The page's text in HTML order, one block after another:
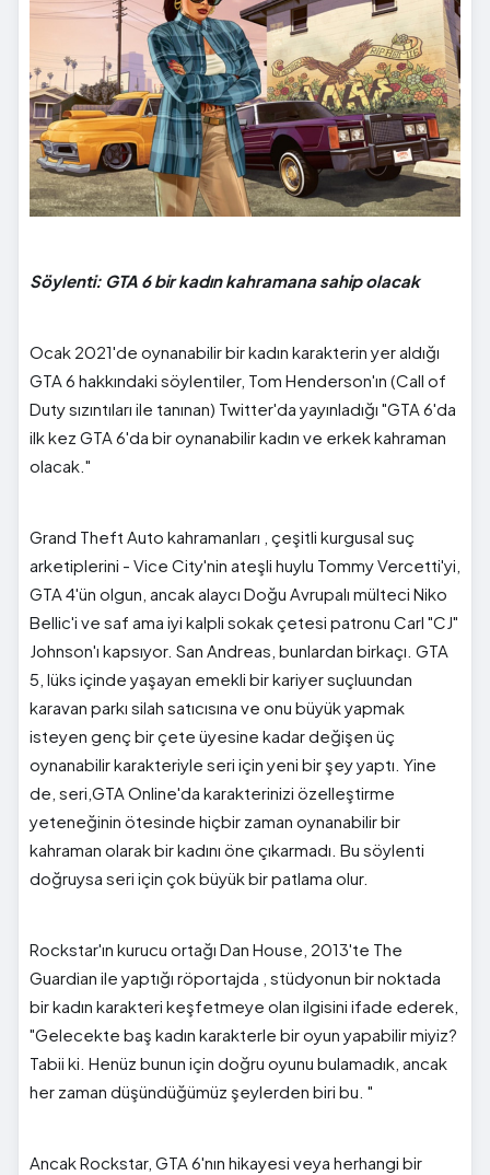
Söylenti: GTA 6 bir kadın kahramana sahip olacak
Ocak 2021'de oynanabilir bir kadın karakterin yer aldığı
GTA 6 hakkındaki söylentiler, Tom Henderson'ın (Call of
Duty sızıntıları ile tanınan) Twitter'da yayınladığı "GTA 6'da
ilk kez GTA 6'da bir oynanabilir kadın ve erkek kahraman
olacak."
Grand Theft Auto kahramanları , çeşitli kurgusal suç
arketiplerini - Vice City'nin ateşli huylu Tommy Vercetti'yi,
GTA 4'ün olgun, ancak alaycı Doğu Avrupalı ​​mülteci Niko
Bellic'i ve saf ama iyi kalpli sokak çetesi patronu Carl "CJ"
Johnson'ı kapsıyor. San Andreas, bunlardan birkaçı. GTA
5, lüks içinde yaşayan emekli bir kariyer suçluundan
karavan parkı silah satıcısına ve onu büyük yapmak
isteyen genç bir çete üyesine kadar değişen üç
oynanabilir karakteriyle seri için yeni bir şey yaptı. Yine
de, seri,GTA Online'da karakterinizi özelleştirme
yeteneğinin ötesinde hiçbir zaman oynanabilir bir
kahraman olarak bir kadını öne çıkarmadı. Bu söylenti
doğruysa seri için çok büyük bir patlama olur.
Rockstar'ın kurucu ortağı Dan House, 2013'te The
Guardian ile yaptığı röportajda , stüdyonun bir noktada
bir kadın karakteri keşfetmeye olan ilgisini ifade ederek,
"Gelecekte baş kadın karakterle bir oyun yapabilir miyiz?
Tabii ki. Henüz bunun için doğru oyunu bulamadık, ancak
her zaman düşündüğümüz şeylerden biri bu. "
Ancak Rockstar, GTA 6'nın hikayesi veya herhangi bir